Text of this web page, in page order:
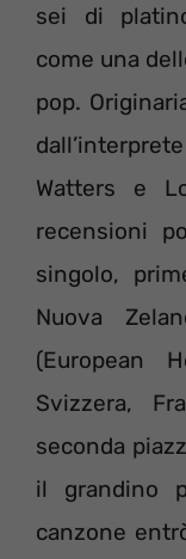
sei di
come una
pop.
Watters e
recensioni
singolo,
Nuova
(European
Svizzera,
seconda
il grandino
canzone